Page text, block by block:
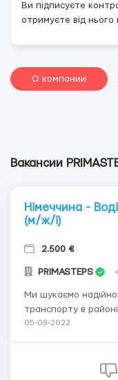
Ви підписуєте
отримуєте від
О компании
Вакансии
Німеччина -
(м/ж/і)
2.500 €
PRIMASTEPS
Ми шукаємо
транспорту в районі Фульда
плата: 2.500 €/місяць! Ваші завдання:
05-08-2022